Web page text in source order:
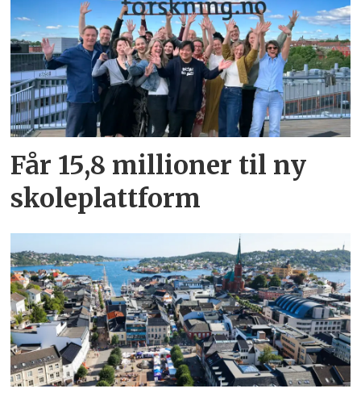
Får 15,8 millioner til ny
skoleplattform